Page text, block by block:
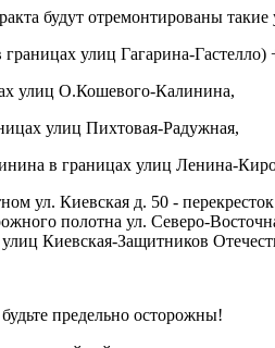
будут отремонтированы такие
улиц Гагарина-Гастелло)
улиц О.Кошевого-Калинина,
улиц Пихтовая-Радужная,
в границах улиц Ленина-
ул. Киевская д. 50 -
полотна ул. Северо-
Киевская-Защитников
предельно осторожны!